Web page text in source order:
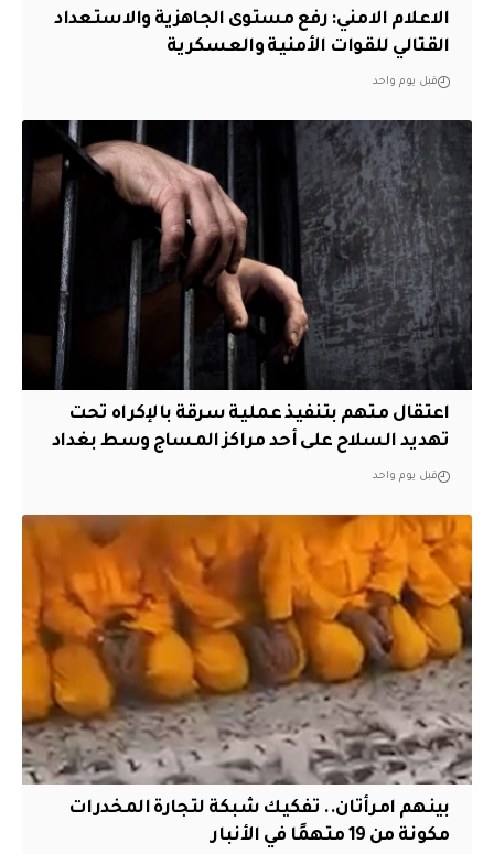
الاعلام الامني: رفع مستوى الجاهزية والاستعداد
القتالي للقوات الأمنية والعسكرية
قبل يوم واحد
اعتقال متهم بتنفيذ عملية سرقة بالإكراه تحت
تهديد السلاح على أحد مراكز المساج وسط بغداد
قبل يوم واحد
بينهم امرأتان.. تفكيك شبكة لتجارة المخدرات
مكونة من 19 متهمًا في الأنبار